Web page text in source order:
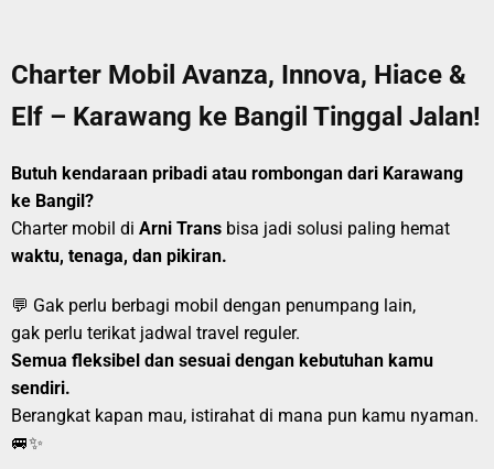
Charter Mobil Avanza, Innova, Hiace &
Elf – Karawang ke Bangil Tinggal Jalan!
Butuh kendaraan pribadi atau rombongan dari Karawang
ke Bangil?
Charter mobil di Arni Trans bisa jadi solusi paling hemat
waktu, tenaga, dan pikiran.
💬 Gak perlu berbagi mobil dengan penumpang lain,
gak perlu terikat jadwal travel reguler.
Semua fleksibel dan sesuai dengan kebutuhan kamu
sendiri.
Berangkat kapan mau, istirahat di mana pun kamu nyaman.
🚐✨